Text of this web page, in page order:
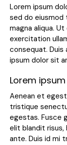
Lorem ipsum
sed do
magna aliqua.
exercitation
consequat. Duis
ipsum dolor sit
Lorem
Aenean et
tristique
egestas. Fusce
elit blandit risus,
ante. Duis id mi